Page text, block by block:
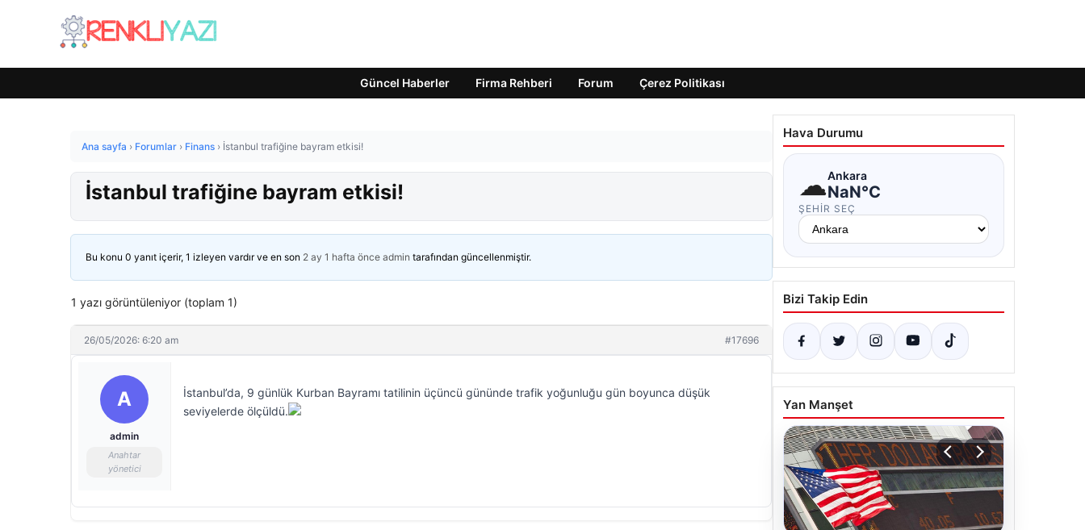
Güncel Haberler Firma Rehberi Forum Çerez Politikası
Ana sayfa › Forumlar › Finans › İstanbul trafiğine bayram etkisi!
İstanbul trafiğine bayram etkisi!
Bu konu 0 yanıt içerir, 1 izleyen vardır ve en son 2 ay 1 hafta önce admin tarafından güncellenmiştir.
1 yazı görüntüleniyor (toplam 1)
26/05/2026: 6:20 am #17696
A
admin
Anahtar
yönetici
İstanbul’da, 9 günlük Kurban Bayramı tatilinin üçüncü gününde trafik yoğunluğu gün boyunca düşük
seviyelerde ölçüldü.
Hava Durumu
☁Ankara
NaN°C
ŞEHIR SEÇ
Bizi Takip Edin
Yan Manşet